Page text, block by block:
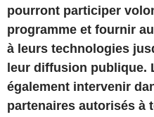
pourront participer
programme et fournir
à leurs technologies
leur diffusion publique.
également intervenir
partenaires autorisés à